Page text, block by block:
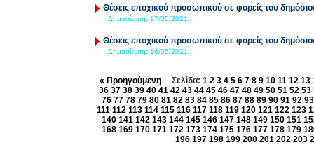
Θέσεις εποχικού προσωπικού σε φορείς του
Δημοσίευση: 17/05/2021
Θέσεις εποχικού προσωπικού σε φορείς του
Δημοσίευση: 16/05/2021
« ΠροηγούμενηΣελίδα: 1 2 3 4 5 6 7 8 9 10 11 12 13
36 37 38 39 40 41 42 43 44 45 46 47 48 49 50 51 52 53
76 77 78 79 80 81 82 83 84 85 86 87 88 89 90 91 92 93
111 112 113 114 115 116 117 118 119 120 121 122 123
140 141 142 143 144 145 146 147 148 149 150 151
168 169 170 171 172 173 174 175 176 177 178 179
196 197 198 199 200 201 202 203